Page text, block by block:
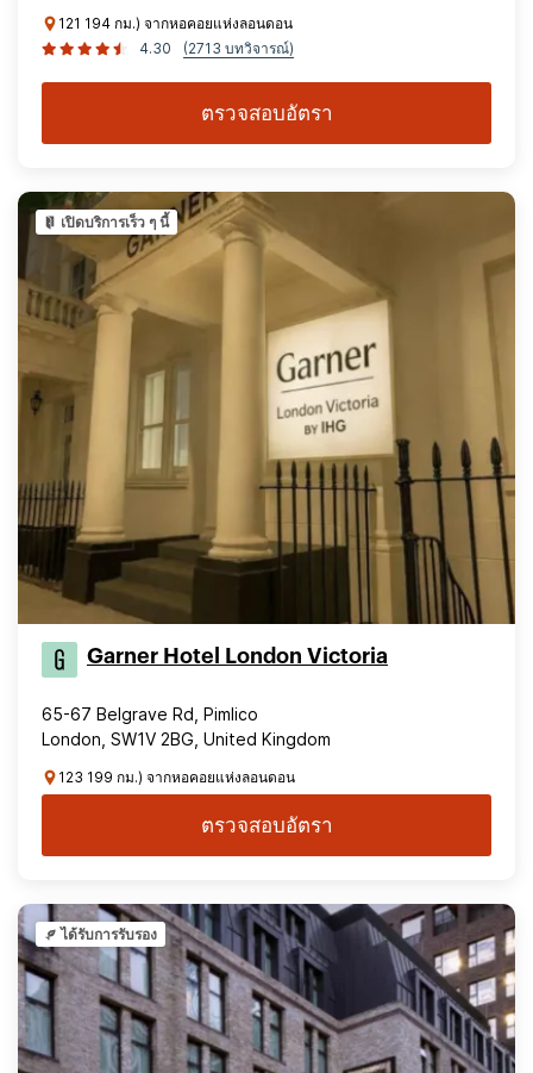
121 194 กม.) จากหอคอยแห่งลอนดอน
4.30
(2713 บทวิจารณ์)
ตรวจสอบอัตรา
เปิดบริการเร็ว ๆ นี้
Garner Hotel London Victoria
65-67 Belgrave Rd, Pimlico
London, SW1V 2BG, United Kingdom
123 199 กม.) จากหอคอยแห่งลอนดอน
ตรวจสอบอัตรา
ได้รับการรับรอง